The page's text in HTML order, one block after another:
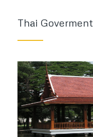
Thai Goverment